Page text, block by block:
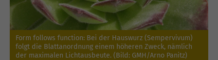
Form follows function: Bei der Hauswurz (Sempervivum)
folgt die Blattanordnung einem höheren Zweck, nämlich
der maximalen Lichtausbeute. (Bild: GMH/Arno Panitz)